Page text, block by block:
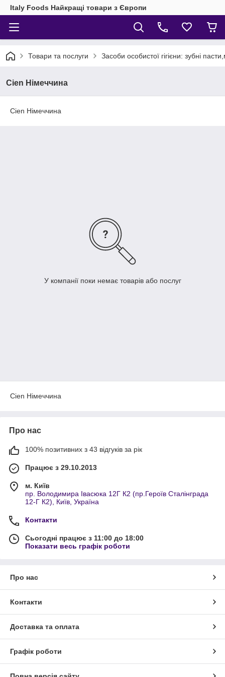
Italy Foods Найкращі товари з Європи
Товари та послуги Засоби особистої гігієни: зубні
Cien Німеччина
Cien Німеччина
У компанії поки немає товарів або послуг
Cien Німеччина
Про нас
100% позитивних з 43 відгуків за рік
Працює з 29.10.2013
м. Київ
пр. Володимира Івасюка 12Г К2 (пр.Героїв Сталінграда
12-Г К2), Київ, Україна
Контакти
Сьогодні працює з 11:00 до 18:00
Показати весь графік роботи
Про нас
Контакти
Доставка та оплата
Графік роботи